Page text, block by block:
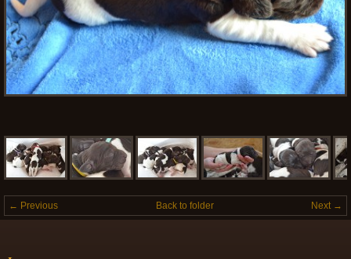
← Previous Next →
Back to folder